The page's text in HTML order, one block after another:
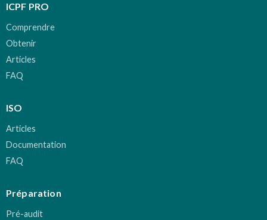
ICPF PRO
Comprendre
Obtenir
Articles
FAQ
ISO
Articles
Documentation
FAQ
Préparation
Pré-audit